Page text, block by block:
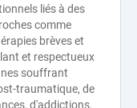
liés à des
comme
brèves et
et respectueux
souffrant
traumatique, de
d'addictions,